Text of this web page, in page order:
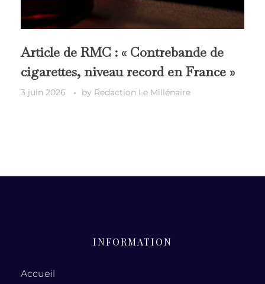
Article de RMC : « Contrebande de
cigarettes, niveau record en France »
3 juin 2026 by Redaction Le Millénaire
INFORMATION
Accueil